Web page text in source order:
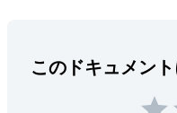
このドキュメン